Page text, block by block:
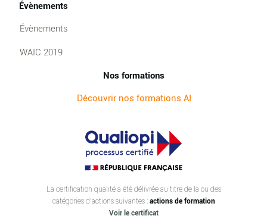
Évènements
Évènements
WAIC 2019
Nos formations
Découvrir nos formations AI
La certification qualité a été délivrée au titre de la ou des
catégories d’actions suivantes :actions de formation
Voir le certificat